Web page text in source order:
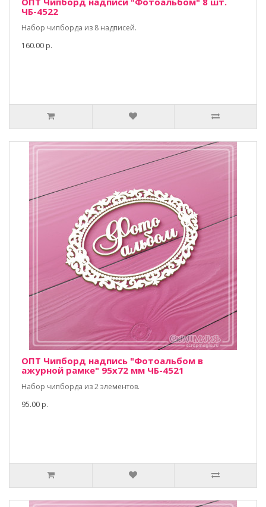
ЧБ-4522
Набор чипборда из 8 надписей.
160.00 р.
ОПТ Чипборд надпись "Фотоальбом в
ажурной рамке" 95х72 мм ЧБ-4521
Набор чипборда из 2 элементов.
95.00 р.